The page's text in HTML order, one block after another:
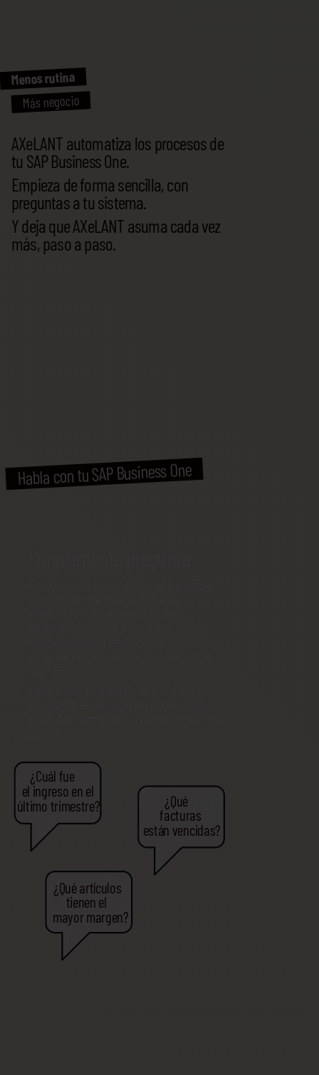
Menos rutina
Más negocio
AXeLANT automatiza los procesos de
tu SAP Business One.
Empieza de forma sencilla, con
preguntas a tu sistema.
Y deja que AXeLANT asuma cada vez
más, paso a paso.
Habla con tu SAP Business One
¿Cuál fue
el ingreso en el
último trimestre?
¿Qué artículos
tienen el
mayor margen?
¿Qué
facturas
están vencidas?